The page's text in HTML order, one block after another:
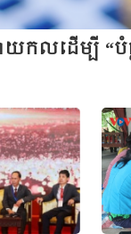
កលដើម្បី “បំ